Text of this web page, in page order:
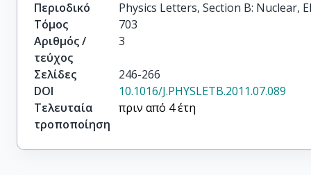
Περιοδικό
Physics Letters, Section B: Nuclear,
Τόμος
703
Αριθμός /
τεύχος
3
Σελίδες
246-266
DOI
10.1016/J.PHYSLETB.2011.07.089
Τελευταία
τροποποίηση
πριν από 4 έτη